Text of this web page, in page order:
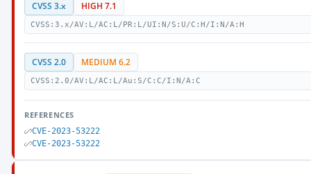
CVSS 3.x HIGH 7.1
CVSS:3.x/AV:L/AC:L/PR:L/UI:N/S:U/C:H/I:N/A:H
CVSS 2.0 MEDIUM 6.2
CVSS:2.0/AV:L/AC:L/Au:S/C:C/I:N/A:C
REFERENCES
CVE-2023-53222
CVE-2023-53222